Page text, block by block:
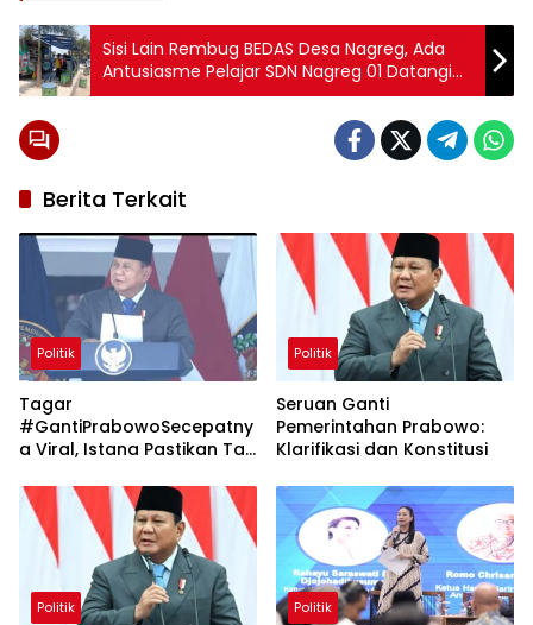
Sisi Lain Rembug BEDAS Desa Nagreg, Ada
Antusiasme Pelajar SDN Nagreg 01 Datangi
Mobil Perpustakaan Keliling
Berita Terkait
Politik
Tagar
#GantiPrabowoSecepatny
a Viral, Istana Pastikan Tak
Politik
Seruan Ganti
Pemerintahan Prabowo:
Klarifikasi dan Konstitusi
Politik Politik